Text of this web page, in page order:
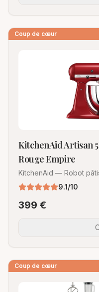
Coup de cœur
KitchenAid Artisan
Rouge Empire
KitchenAid — Robot
9.1/10
399 €
Coup de cœur